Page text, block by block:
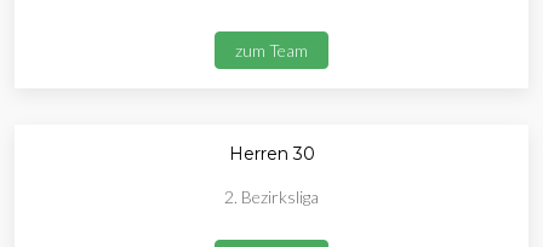
zum Team
Herren 30
2. Bezirksliga